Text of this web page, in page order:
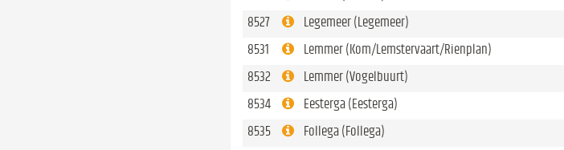
8527
Legemeer (Legemeer)
8531
Lemmer (Kom/Lemstervaart/Rienplan)
8532
Lemmer (Vogelbuurt)
8534
Eesterga (Eesterga)
8535
Follega (Follega)